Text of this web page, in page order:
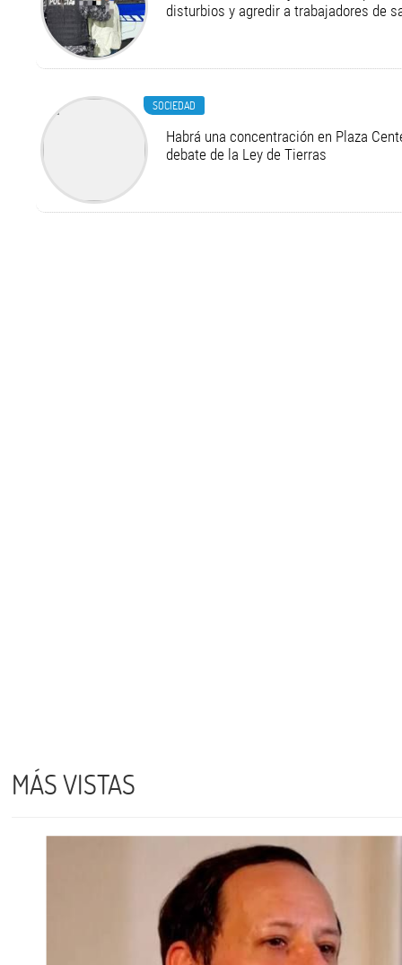
disturbios y agredir a trabajadores de
SOCIEDAD
Habrá una concentración en Plaza
debate de la Ley de Tierras
MÁS VISTAS